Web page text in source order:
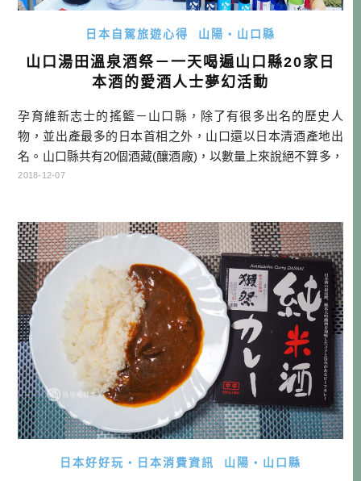
日本自駕旅遊心得 山陽・山口縣
山口湯田溫泉酒祭－一天喝遍山口縣20家日
本酒的愛酒人士夢幻活動
孕育維新志士的搖籃－山口縣，除了有很多出名的歷史人
物，並出產最多的日本首相之外，山口還以日本清酒產地出
名。山口縣共有20個酒藏(釀酒廠)，以數量上來說絕不算多，
但說到這裡知名的幾款酒，如：＜獺祭＞＜東洋美人＞＜雁
縣內的20個酒藏會齊聚一堂，一起到山口市湯田溫泉舉辦
「湯田温泉酒まつり（湯田溫 […]…
2018-12-07
日本好好玩・日本消費資訊 山陽・山口縣